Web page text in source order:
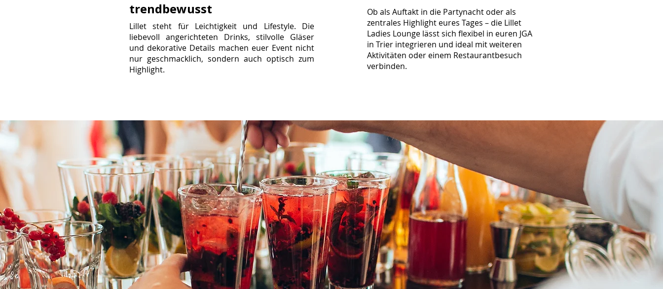
trendbewusst
Lillet steht für Leichtigkeit und Lifestyle. Die
liebevoll angerichteten Drinks, stilvolle Gläser
und dekorative Details machen euer Event nicht
nur geschmacklich, sondern auch optisch zum
Highlight.
Ob als Auftakt in die Partynacht oder als
zentrales Highlight eures Tages – die Lillet
Ladies Lounge lässt sich flexibel in euren JGA
in Trier integrieren und ideal mit weiteren
Aktivitäten oder einem Restaurantbesuch
verbinden.